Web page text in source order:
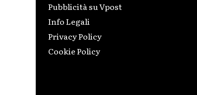
Pubblicità su Vpost
Info Legali
Privacy Policy
Cookie Policy